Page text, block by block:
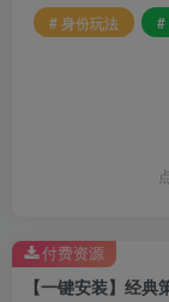
# 身份玩法
#
付费资源